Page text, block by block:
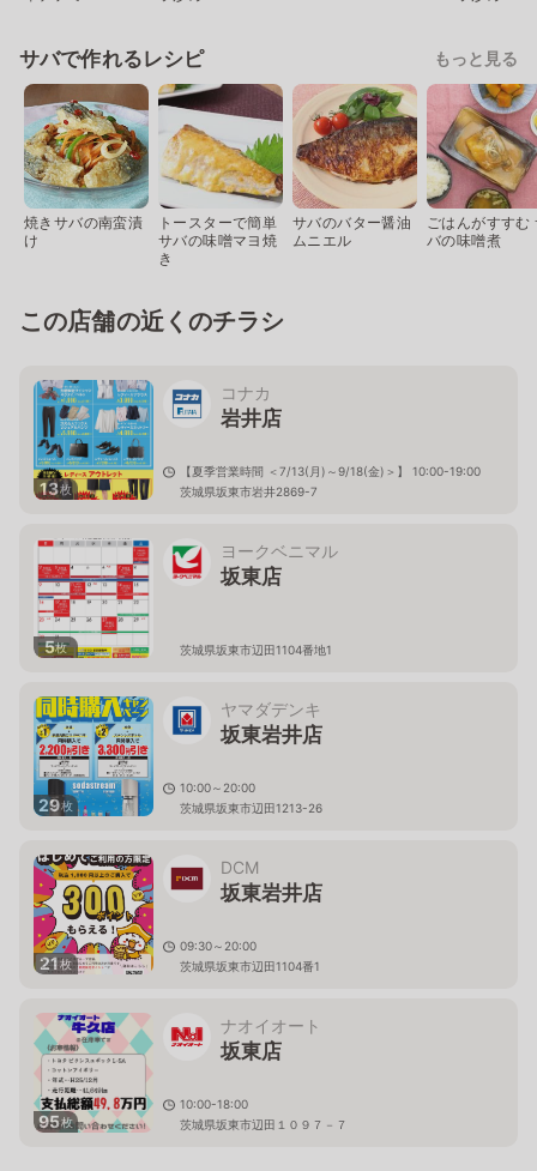
サバで作れるレシピ もっと見る
焼きサバの南蛮漬
け
トースターで簡単
サバの味噌マヨ焼
き
サバのバター醤油
ムニエル
ごはんがすすむ
バの味噌煮
この店舗の近くのチラシ
13枚
コナカ
岩井店
【夏季営業時間 ＜7/13(月)～9/18(金)＞】 10:00-19:00
茨城県坂東市岩井2869-7
5枚
ヨークベニマル
坂東店
茨城県坂東市辺田1104番地1
29枚
ヤマダデンキ
坂東岩井店
10:00～20:00
茨城県坂東市辺田1213-26
21枚
DCM
坂東岩井店
09:30～20:00
茨城県坂東市辺田1104番1
95枚
ナオイオート
坂東店
10:00-18:00
茨城県坂東市辺田１０９７－７